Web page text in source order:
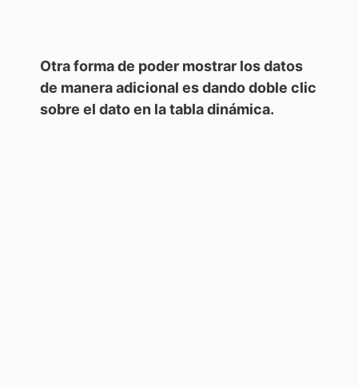
Otra forma de poder mostrar los datos
de manera adicional es dando doble clic
sobre el dato en la tabla dinámica.